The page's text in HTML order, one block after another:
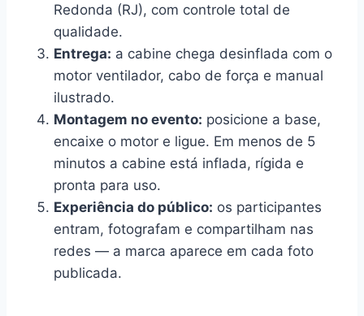
Redonda (RJ), com controle total de
qualidade.
Entrega: a cabine chega desinflada com o
motor ventilador, cabo de força e manual
ilustrado.
Montagem no evento: posicione a base,
encaixe o motor e ligue. Em menos de 5
minutos a cabine está inflada, rígida e
pronta para uso.
Experiência do público: os participantes
entram, fotografam e compartilham nas
redes — a marca aparece em cada foto
publicada.